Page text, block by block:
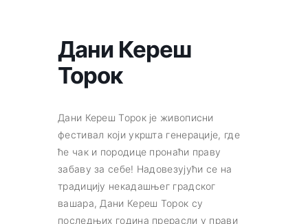
Дани Кереш
Торок
Дани Кереш Торок je живописни
фестивал који укршта генерације, где
ће чак и породице пронаћи праву
забаву за себе! Надовезујући се на
традицију некадашњег градског
вашара, Дани Кереш Торок су
последњих година прерасли у прави